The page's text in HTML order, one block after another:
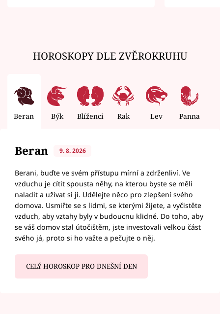
HOROSKOPY DLE ZVĚROKRUHU
Beran Býk Blíženci Rak Lev Panna
Beran 9. 8. 2026
Berani, buďte ve svém přístupu mírní a zdrženliví. Ve
vzduchu je cítit spousta něhy, na kterou byste se měli
naladit a užívat si ji. Udělejte něco pro zlepšení svého
domova. Usmiřte se s lidmi, se kterými žijete, a vyčistěte
vzduch, aby vztahy byly v budoucnu klidné. Do toho, aby
se váš domov stal útočištěm, jste investovali velkou část
svého já, proto si ho važte a pečujte o něj.
CELÝ HOROSKOP PRO DNEŠNÍ DEN